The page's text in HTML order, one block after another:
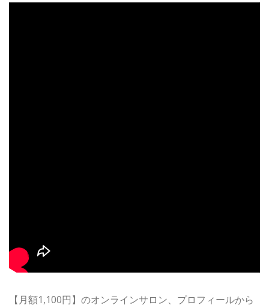
【月額1,100円】のオンラインサロン、プロフィールから